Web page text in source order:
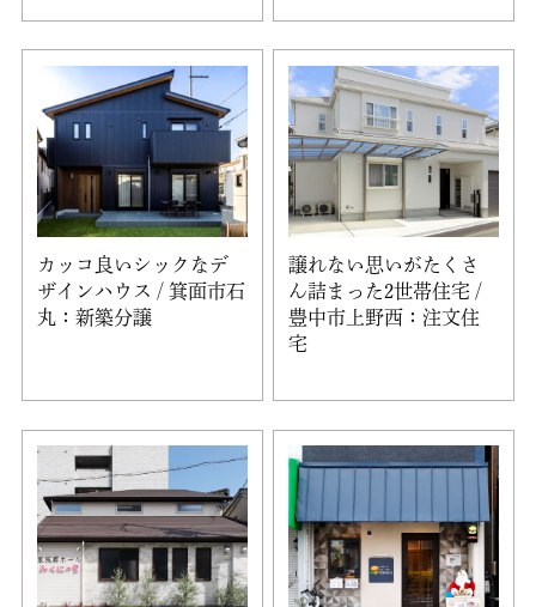
カッコ良いシックなデ
ザインハウス / 箕面市石
丸：新築分譲
譲れない思いがたくさ
ん詰まった2世帯住宅 /
豊中市上野西：注文住
宅